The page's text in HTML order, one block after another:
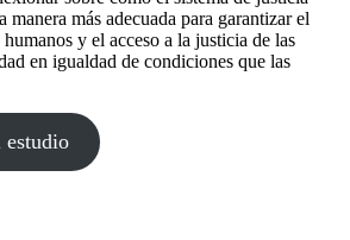
manera más adecuada para garantizar el
y el acceso a la justicia de las
en igualdad de condiciones que las
estudio